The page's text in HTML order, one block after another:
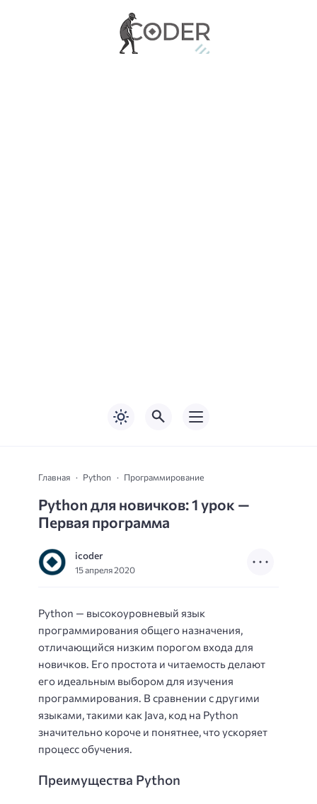
Главная Python Программирование
Python для новичков: 1 урок —
Первая программа
icoder
15 апреля 2020
Python — высокоуровневый язык
программирования общего назначения,
отличающийся низким порогом входа для
новичков. Его простота и читаемость делают
его идеальным выбором для изучения
программирования. В сравнении с другими
языками, такими как Java, код на Python
значительно короче и понятнее, что ускоряет
процесс обучения.
Преимущества Python